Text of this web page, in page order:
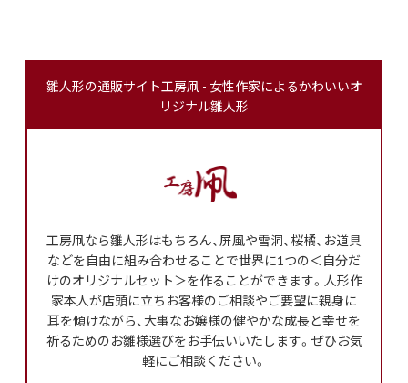
雛人形の通販サイト工房凧 - 女性作家によるかわいいオ
リジナル雛人形
工房凧なら雛人形はもちろん、屏風や雪洞、桜橘、お道具
などを自由に組み合わせることで世界に1つの＜自分だ
けのオリジナルセット＞を作ることができます。人形作
家本人が店頭に立ちお客様のご相談やご要望に親身に
耳を傾けながら、大事なお嬢様の健やかな成長と幸せを
祈るためのお雛様選びをお手伝いいたします。ぜひお気
軽にご相談ください。